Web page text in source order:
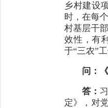
乡村建设
时，在每
村基层干
效性，有
于“三农”
问：
答：
定》，对